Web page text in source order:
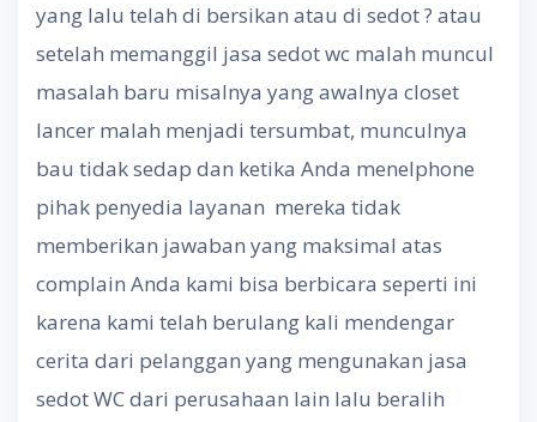
yang lalu telah di bersikan atau di sedot ? atau
setelah memanggil jasa sedot wc malah muncul
masalah baru misalnya yang awalnya closet
lancer malah menjadi tersumbat, munculnya
bau tidak sedap dan ketika Anda menelphone
pihak penyedia layanan mereka tidak
memberikan jawaban yang maksimal atas
complain Anda kami bisa berbicara seperti ini
karena kami telah berulang kali mendengar
cerita dari pelanggan yang mengunakan jasa
sedot WC dari perusahaan lain lalu beralih